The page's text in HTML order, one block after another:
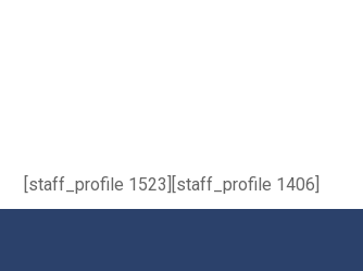
[staff_profile 1523][staff_profile 1406]